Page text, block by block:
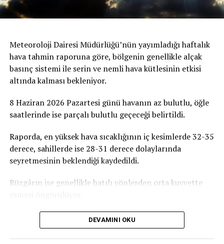
Meteoroloji Dairesi Müdürlüğü’nün yayımladığı haftalık
hava tahmin raporuna göre, bölgenin genellikle alçak
basınç sistemi ile serin ve nemli hava kütlesinin etkisi
altında kalması bekleniyor.
8 Haziran 2026 Pazartesi günü havanın az bulutlu, öğle
saatlerinde ise parçalı bulutlu geçeceği belirtildi.
Raporda, en yüksek hava sıcaklığının iç kesimlerde 32-35
derece, sahillerde ise 28-31 derece dolaylarında
seyretmesinin beklendiği kaydedildi.
Rüzgârın ise genellikle batılı yönlerden orta kuvvette
DEVAMINI OKU